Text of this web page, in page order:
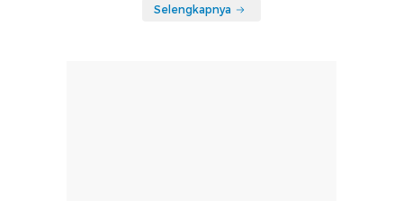
Selengkapnya